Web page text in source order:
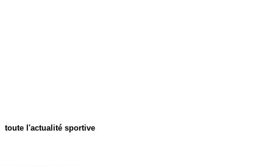
toute l'actualité sportive